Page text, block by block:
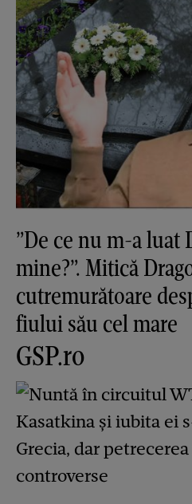
”De ce nu m-a luat
mine?”. Mitică
cutremurătoare
fiului său cel mare
GSP.ro